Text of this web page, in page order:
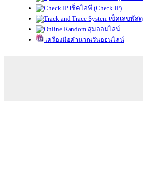
เช็คไอพี (Check IP)
เช็คเลขพัสดุ
สุ่มออนไลน์
เครื่องมือคำนวณวันออนไลน์